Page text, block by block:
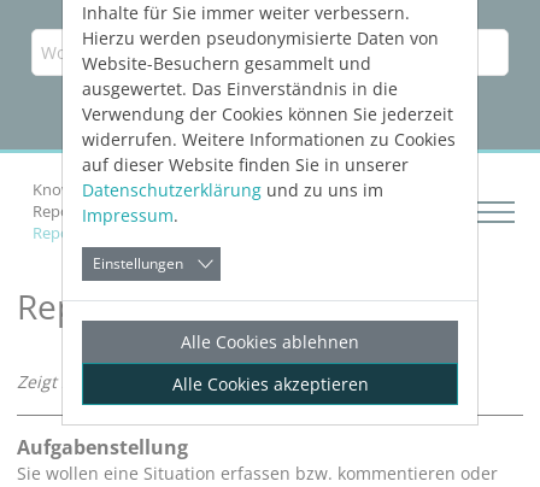
Knowledge Base Revit
Netze konstruieren
Reports und Aufgaben bearbeiten
Report erstellen
Report erstellen
Zeigt schrittweise, wie Sie einen Report erstellen.
Aufgabenstellung
Sie wollen eine Situation erfassen bzw. kommentieren oder
Inhalte für Sie immer weiter verbessern.
Hierzu werden pseudonymisierte Daten von
Website-Besuchern gesammelt und
ausgewertet. Das Einverständnis in die
Verwendung der Cookies können Sie jederzeit
widerrufen. Weitere Informationen zu Cookies
auf dieser Website finden Sie in unserer
Datenschutzerklärung und zu uns im
Impressum.
Einstellungen
Alle Cookies ablehnen
Alle Cookies akzeptieren